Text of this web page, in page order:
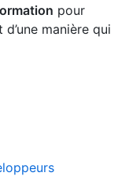
pour
manière qui